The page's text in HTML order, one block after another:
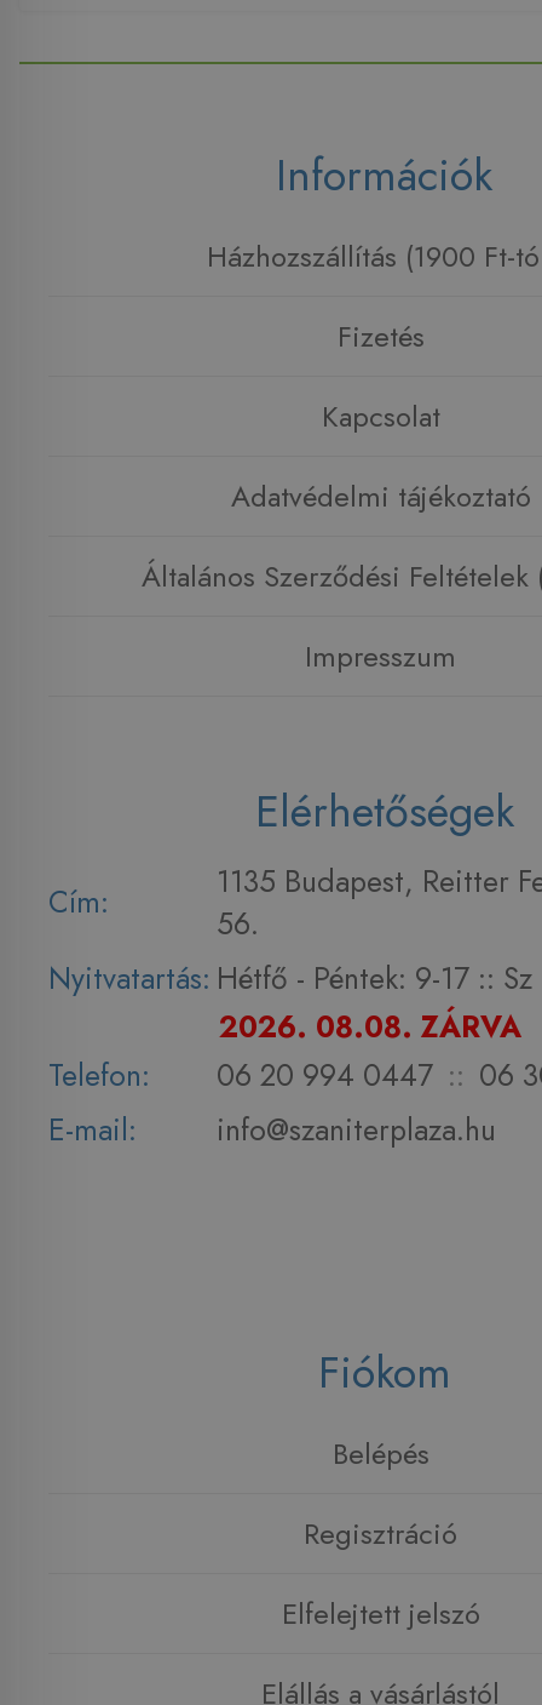
Információk
Házhozszállítás (1900 Ft-
Fizetés
Kapcsolat
Adatvédelmi tájékoztató
Általános Szerződési Feltételek
Impresszum
Elérhetőségek
Cím:
1135 Budapest, Reitter
56.
Nyitvatartás: Hétfő - Péntek: 9-17 :: Sz
2026. 08.08. ZÁRVA
Telefon:
06 20 994 0447 :: 06
E-mail:
info@szaniterplaza.hu
Fiókom
Belépés
Regisztráció
Elfelejtett jelszó
Elállás a vásárlástól